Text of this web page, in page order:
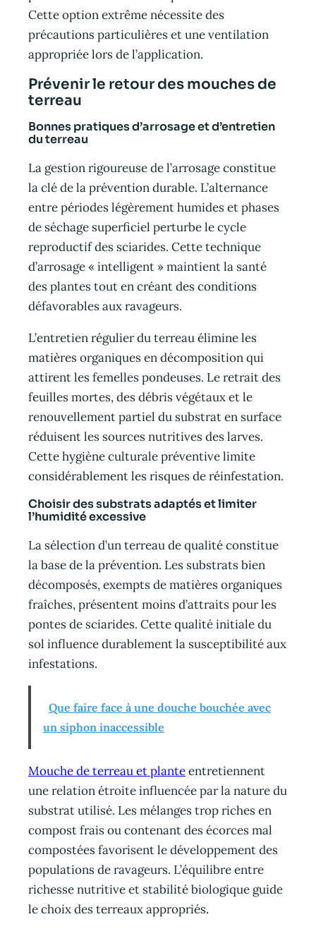
Cette option extrême nécessite des
précautions particulières et une ventilation
appropriée lors de l’application.
Prévenir le retour des mouches de
terreau
Bonnes pratiques d’arrosage et d’entretien
du terreau
La gestion rigoureuse de l’arrosage constitue
la clé de la prévention durable. L’alternance
entre périodes légèrement humides et phases
de séchage superficiel perturbe le cycle
reproductif des sciarides. Cette technique
d’arrosage « intelligent » maintient la santé
des plantes tout en créant des conditions
défavorables aux ravageurs.
L’entretien régulier du terreau élimine les
matières organiques en décomposition qui
attirent les femelles pondeuses. Le retrait des
feuilles mortes, des débris végétaux et le
renouvellement partiel du substrat en surface
réduisent les sources nutritives des larves.
Cette hygiène culturale préventive limite
considérablement les risques de réinfestation.
Choisir des substrats adaptés et limiter
l’humidité excessive
La sélection d’un terreau de qualité constitue
la base de la prévention. Les substrats bien
décomposés, exempts de matières organiques
fraîches, présentent moins d’attraits pour les
pontes de sciarides. Cette qualité initiale du
sol influence durablement la susceptibilité aux
infestations.
Que faire face à une douche bouchée avec
un siphon inaccessible
Mouche de terreau et planteentretiennent
une relation étroite influencée par la nature du
substrat utilisé. Les mélanges trop riches en
compost frais ou contenant des écorces mal
compostées favorisent le développement des
populations de ravageurs. L’équilibre entre
richesse nutritive et stabilité biologique guide
le choix des terreaux appropriés.